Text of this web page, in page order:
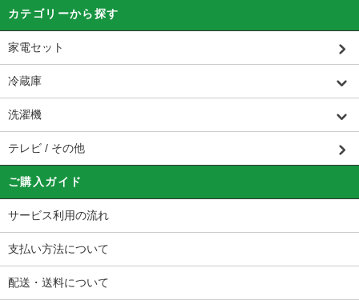
カテゴリーから探す
家電セット
冷蔵庫
洗濯機
テレビ / その他
ご購入ガイド
サービス利用の流れ
支払い方法について
配送・送料について